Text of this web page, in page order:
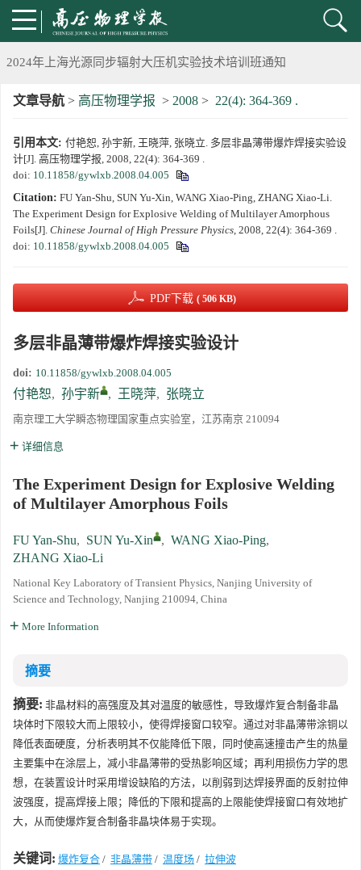
2024年度《高压物理学报》优秀审稿人评选结果
2024年上海光源同步辐射大压机实验技术培训班通知
《高压物理学报》将于2025年1月由双月刊变更为月刊
动载下材料物性机器学习与高通量研究专刊征稿启事
《高压物理学报》2023年度优秀审稿人和优秀论文评选结果
第二十一届中国高压科学学术会议第一轮通知
通知
《高压物理学报》第三届青年编委会招募启事
文章导航 > 高压物理学报 > 2008 > 22(4): 364-369 .
引用本文: 付艳恕, 孙宇新, 王晓萍, 张晓立. 多层非晶薄带爆炸焊接实验设
计[J]. 高压物理学报, 2008, 22(4): 364-369 .
doi: 10.11858/gywlxb.2008.04.005
Citation: FU Yan-Shu, SUN Yu-Xin, WANG Xiao-Ping, ZHANG Xiao-Li.
The Experiment Design for Explosive Welding of Multilayer Amorphous
Foils[J]. Chinese Journal of High Pressure Physics, 2008, 22(4): 364-369 .
doi: 10.11858/gywlxb.2008.04.005
PDF下载 ( 506 KB)
多层非晶薄带爆炸焊接实验设计
doi: 10.11858/gywlxb.2008.04.005
付艳恕, 孙宇新 , 王晓萍, 张晓立
南京理工大学瞬态物理国家重点实验室，江苏南京 210094
详细信息
The Experiment Design for Explosive Welding
of Multilayer Amorphous Foils
FU Yan-Shu, SUN Yu-Xin , WANG Xiao-Ping,
ZHANG Xiao-Li
National Key Laboratory of Transient Physics, Nanjing University of
Science and Technology, Nanjing 210094, China
More Information
摘要
摘要: 非晶材料的高强度及其对温度的敏感性，导致爆炸复合制备非晶
块体时下限较大而上限较小，使得焊接窗口较窄。通过对非晶薄带涂铜以
降低表面硬度，分析表明其不仅能降低下限，同时使高速撞击产生的热量
主要集中在涂层上，减小非晶薄带的受热影响区域；再利用损伤力学的思
想，在装置设计时采用增设缺陷的方法，以削弱到达焊接界面的反射拉伸
波强度，提高焊接上限；降低的下限和提高的上限能使焊接窗口有效地扩
大，从而使爆炸复合制备非晶块体易于实现。
关键词: 爆炸复合 / 非晶薄带 / 温度场 / 拉伸波